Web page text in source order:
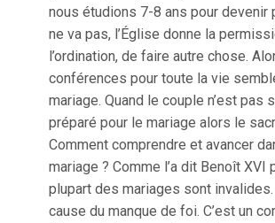
nous étudions 7-8 ans pour devenir
ne va pas, l’Église donne la
l’ordination, de faire autre chose.
conférences pour toute la vie
mariage. Quand le couple n’est pas
préparé pour le mariage alors le
Comment comprendre et avancer
mariage ? Comme l’a dit Benoît XVI
plupart des mariages sont
cause du manque de foi. C’est un